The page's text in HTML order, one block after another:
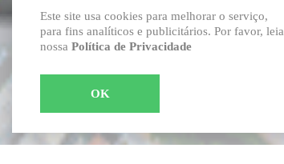
Este site usa cookies para melhorar o serviço,
para fins analíticos e publicitários. Por favor, leia
nossa Política de Privacidade
OK